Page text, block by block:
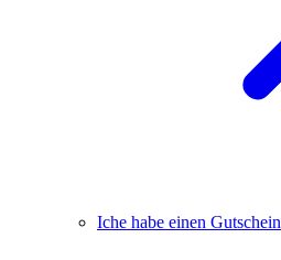
Iche habe einen Gutschein